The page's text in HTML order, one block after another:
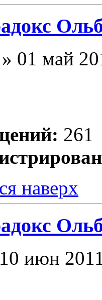
» 01 май
261
наверх
июн